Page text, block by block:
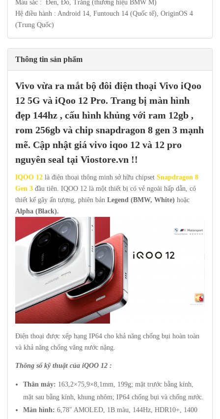
Màu sắc : Đen, Đỏ, Trắng (thương hiệu BMW M)
Hệ điều hành : Android 14, Funtouch 14 (Quốc tế), OriginOS 4
(Trung Quốc)
Thông tin sản phẩm
Vivo vừa ra mắt bộ đôi điện thoại Vivo iQoo
12 5G và iQoo 12 Pro. Trang bị màn hình
đẹp 144hz , cấu hình khủng với ram 12gb ,
rom 256gb và chip snapdragon 8 gen 3 mạnh
mẽ. Cập nhật giá vivo iqoo 12 và 12 pro
nguyên seal tại Viostore.vn !!
IQOO 12 là điện thoại thông minh sở hữu chipset Snapdragon 8
Gen 3 đầu tiên. IQOO 12 là một thiết bị có vẻ ngoài hấp dẫn, có
thiết kế gây ấn tượng, phiên bản Legend (BMW, White) hoặc
Alpha (Black).
Điện thoại được xếp hạng IP64 cho khả năng chống bụi hoàn toàn
và khả năng chống văng nước nặng.
Thông số kỹ thuật của iQOO 12 :
Thân máy: 163,2×75,9×8,1mm, 199g; mặt trước bằng kính,
mặt sau bằng kính, khung nhôm; IP64 chống bụi và chống nước.
Màn hình: 6,78″ AMOLED, 1B màu, 144Hz, HDR10+, 1400